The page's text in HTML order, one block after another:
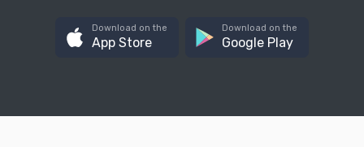
Download on the
App Store
Download on the
Google Play